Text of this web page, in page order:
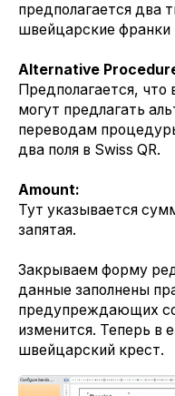
предполагается два
швейцарские франки
Alternative
Предполагается,
могут предлагать
переводам
два поля в Swiss QR.
Amount:
Тут указывается
запятая.
Закрываем форму
данные заполнены
предупреждающих
изменится. Теперь в
швейцарский крест.